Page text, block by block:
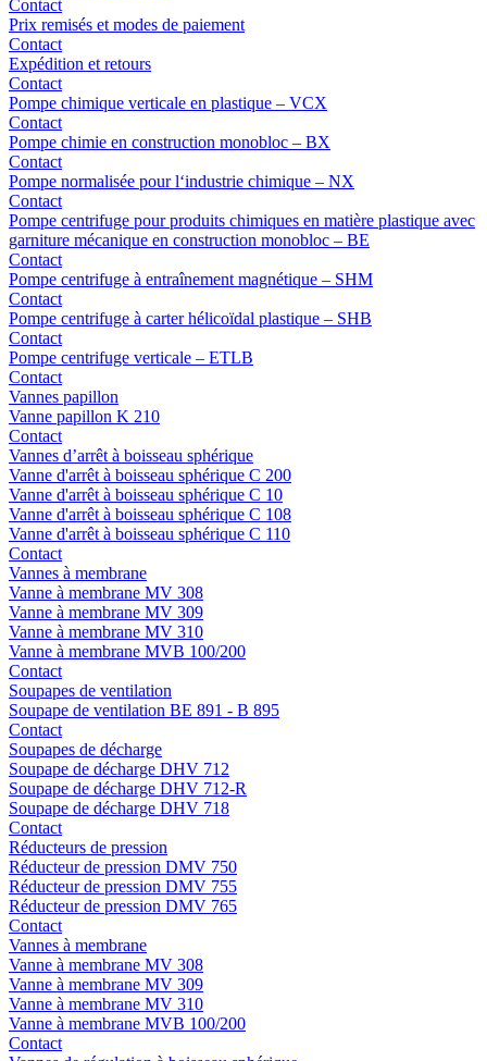
Contact
Prix remisés et modes de paiement
Contact
Expédition et retours
Contact
Pompe chimique verticale en plastique – VCX
Contact
Pompe chimie en construction monobloc – BX
Contact
Pompe normalisée pour l‘industrie chimique – NX
Contact
Pompe centrifuge pour produits chimiques en matière plastique avec
garniture mécanique en construction monobloc – BE
Contact
Pompe centrifuge à entraînement magnétique – SHM
Contact
Pompe centrifuge à carter hélicoïdal plastique – SHB
Contact
Pompe centrifuge verticale – ETLB
Contact
Vannes papillon
Vanne papillon K 210
Contact
Vannes d’arrêt à boisseau sphérique
Vanne d'arrêt à boisseau sphérique C 200
Vanne d'arrêt à boisseau sphérique C 10
Vanne d'arrêt à boisseau sphérique C 108
Vanne d'arrêt à boisseau sphérique C 110
Contact
Vannes à membrane
Vanne à membrane MV 308
Vanne à membrane MV 309
Vanne à membrane MV 310
Vanne à membrane MVB 100/200
Contact
Soupapes de ventilation
Soupape de ventilation BE 891 - B 895
Contact
Soupapes de décharge
Soupape de décharge DHV 712
Soupape de décharge DHV 712-R
Soupape de décharge DHV 718
Contact
Réducteurs de pression
Réducteur de pression DMV 750
Réducteur de pression DMV 755
Réducteur de pression DMV 765
Contact
Vannes à membrane
Vanne à membrane MV 308
Vanne à membrane MV 309
Vanne à membrane MV 310
Vanne à membrane MVB 100/200
Contact